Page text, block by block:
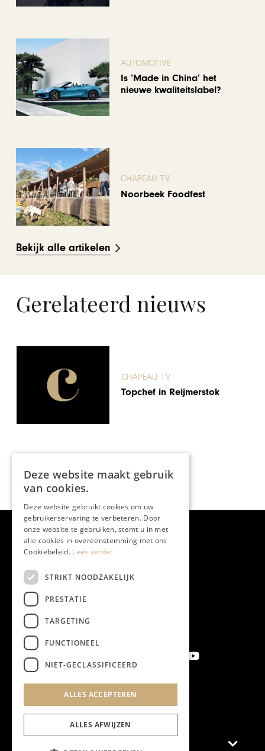
AUTOMOTIVE
Is ‘Made in China’ het
nieuwe kwaliteitslabel?
CHAPEAU TV
Noorbeek Foodfest
Bekijk alle artikelen
Gerelateerd nieuws
CHAPEAU TV
Topchef in Reijmerstok
Aanmelden nieuwsbrief
Deze website maakt gebruik
van cookies.
Deze website gebruikt cookies om uw
gebruikerservaring te verbeteren. Door
onze website te gebruiken, stemt u in met
alle cookies in overeenstemming met ons
Cookiebeleid. Lees verder
STRIKT NOODZAKELIJK
PRESTATIE
TARGETING
FUNCTIONEEL
NIET-GECLASSIFICEERD
ALLES ACCEPTEREN
ALLES AFWIJZEN